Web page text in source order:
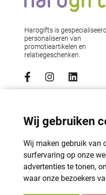
Wij gebruiken
Wij maken gebruik van
surfervaring op onze
advertenties te tonen,
waar onze bezoekers
Harogifts is
personaliseren van
promotieartikelen en
relatiegeschenken.